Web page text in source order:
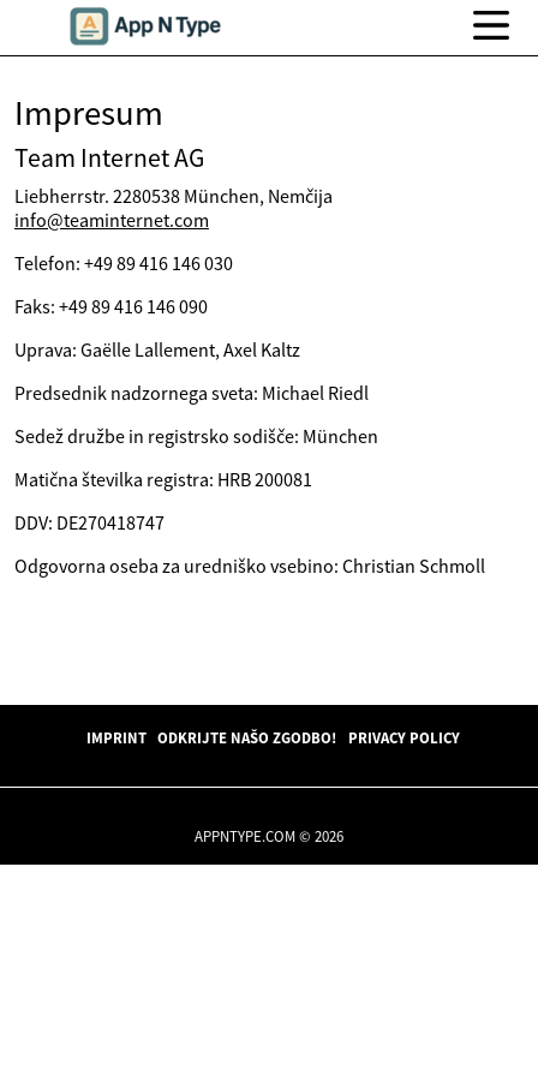
Impresum
Team Internet AG
Liebherrstr. 2280538 München, Nemčija
info@teaminternet.com
Telefon: +49 89 416 146 030
Faks: +49 89 416 146 090
Uprava: Gaëlle Lallement, Axel Kaltz
Predsednik nadzornega sveta: Michael Riedl
Sedež družbe in registrsko sodišče: München
Matična številka registra: HRB 200081
DDV: DE270418747
Odgovorna oseba za uredniško vsebino: Christian Schmoll
IMPRINT ODKRIJTE NAŠO ZGODBO! PRIVACY POLICY
APPNTYPE.COM © 2026